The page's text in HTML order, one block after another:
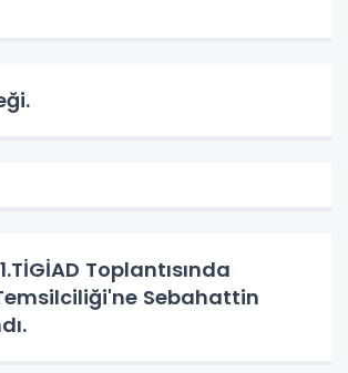
Toplantısında
Sebahattin